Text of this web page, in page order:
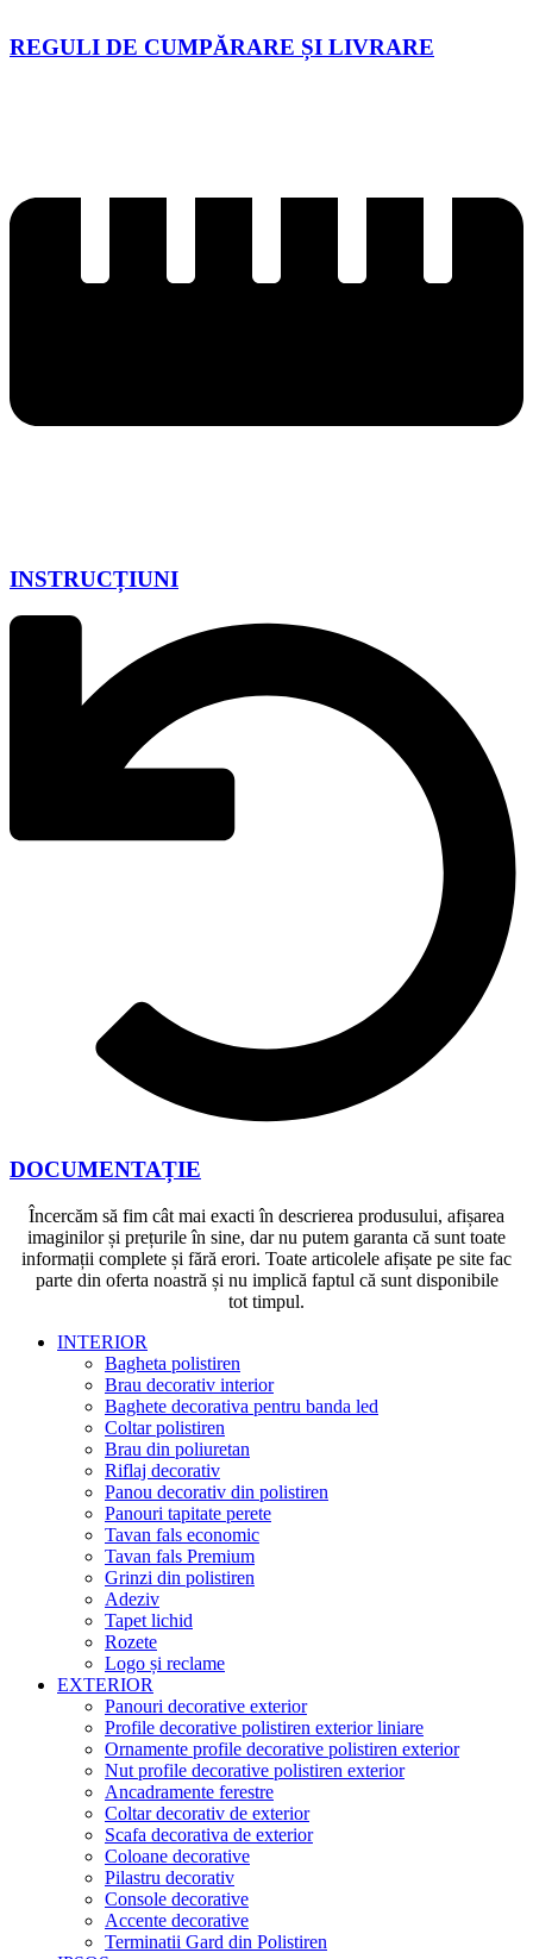
REGULI DE CUMPĂRARE ȘI LIVRARE
INSTRUCȚIUNI
DOCUMENTAȚIE
Încercăm să fim cât mai exacti în descrierea produsului, afișarea
imaginilor și prețurile în sine, dar nu putem garanta că sunt toate
informații complete și fără erori. Toate articolele afișate pe site fac
parte din oferta noastră și nu implică faptul că sunt disponibile
tot timpul.
INTERIOR
Bagheta polistiren
Brau decorativ interior
Baghete decorativa pentru banda led
Coltar polistiren
Brau din poliuretan
Riflaj decorativ
Panou decorativ din polistiren
Panouri tapitate perete
Tavan fals economic
Tavan fals Premium
Grinzi din polistiren
Adeziv
Tapet lichid
Rozete
Logo și reclame
EXTERIOR
Panouri decorative exterior
Profile decorative polistiren exterior liniare
Ornamente profile decorative polistiren exterior
Nut profile decorative polistiren exterior
Ancadramente ferestre
Coltar decorativ de exterior
Scafa decorativa de exterior
Coloane decorative
Pilastru decorativ
Console decorative
Accente decorative
Terminatii Gard din Polistiren